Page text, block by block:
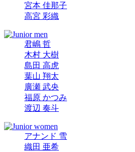
宮本 佳那子
高宮 彩織
君嶋 哲
木村 大樹
島田 高虎
葉山 翔太
廣瀬 武央
福原 かつみ
渡辺 奏斗
アナンド 雪
織田 亜希